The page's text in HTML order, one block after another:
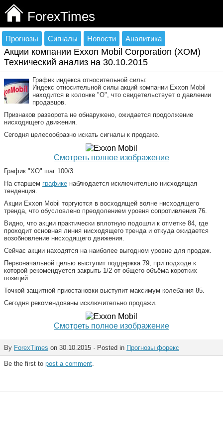
ForexTimes
Прогнозы Сигналы Новости Аналитика
Акции компании Exxon Mobil Corporation (XOM)
Технический анализ на 30.10.2015
График индекса относительной силы:
Индекс относительной силы акций компании Exxon Mobil
находится в колонке "О", что свидетельствует о давлении
продавцов.
Признаков разворота не обнаружено, ожидается продолжение
нисходящего движения.
Сегодня целесообразно искать сигналы к продаже.
Смотреть полное изображение
График "ХО" шаг 100/3:
На старшем графике наблюдается исключительно нисходящая
тенденция.
Акции Exxon Mobil торгуются в восходящей волне нисходящего
тренда, что обусловлено преодолением уровня сопротивления 76.
Видно, что акции практически вплотную подошли к отметке 84, где
проходит основная линия нисходящего тренда и откуда ожидается
возобновление нисходящего движения.
Сейчас акции находятся на наиболее выгодном уровне для продаж.
Первоначальной целью выступит поддержка 79, при подходе к
которой рекомендуется закрыть 1/2 от общего объёма коротких
позиций.
Точкой защитной приостановки выступит максимум колебания 85.
Сегодня рекомендованы исключительно продажи.
Смотреть полное изображение
By ForexTimes on 30.10.2015 · Posted in Прогнозы форекс
Be the first to post a comment.